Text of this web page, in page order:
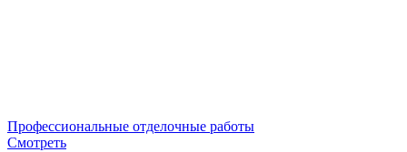
Профессиональные отделочные работы
Смотреть